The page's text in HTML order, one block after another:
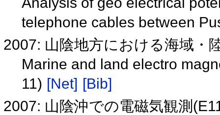
telephone cables between
2007: 山陰地方における海域・
Marine and land electro
11) [Net] [Bib]
2007: 山陰沖での電磁気観測